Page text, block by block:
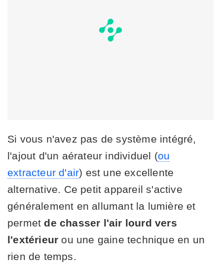
Si vous n'avez pas de système intégré,
l'ajout d'un aérateur individuel (ou
extracteur d'air) est une excellente
alternative. Ce petit appareil s'active
généralement en allumant la lumière et
permetde chasser l'air lourd vers
l'extérieur ou une gaine technique en un
rien de temps.